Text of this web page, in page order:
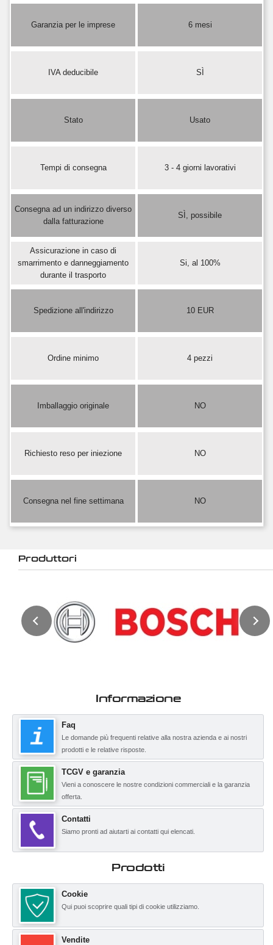
Garanzia per le imprese 6 mesi
IVA deducibile SÌ
Stato Usato
Tempi di consegna 3 - 4 giorni lavorativi
Consegna ad un indirizzo diverso
dalla fatturazione
SÌ, possibile
Assicurazione in caso di
smarrimento e danneggiamento
durante il trasporto
Si, al 100%
Spedizione all'indirizzo 10 EUR
Ordine minimo 4 pezzi
Imballaggio originale NO
Richiesto reso per iniezione NO
Consegna nel fine settimana NO
Produttori
Informazione
Faq
Le domande più frequenti relative alla nostra azienda e ai nostri
prodotti e le relative risposte.
TCGV e garanzia
Vieni a conoscere le nostre condizioni commerciali e la garanzia
offerta.
Contatti
Siamo pronti ad aiutarti ai contatti qui elencati.
Prodotti
Cookie
Qui puoi scoprire quali tipi di cookie utilizziamo.
Vendite